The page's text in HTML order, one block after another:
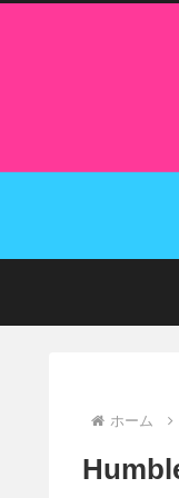
ホーム